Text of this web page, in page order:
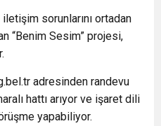
sorunlarını ortadan
“Benim Sesim” projesi,
adresinden randevu
hattı arıyor ve işaret dili
yapabiliyor.